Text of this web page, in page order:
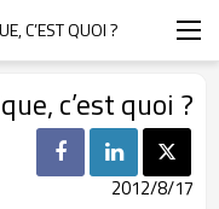
C’EST QUOI ?
c’est quoi ?
2012/8/17